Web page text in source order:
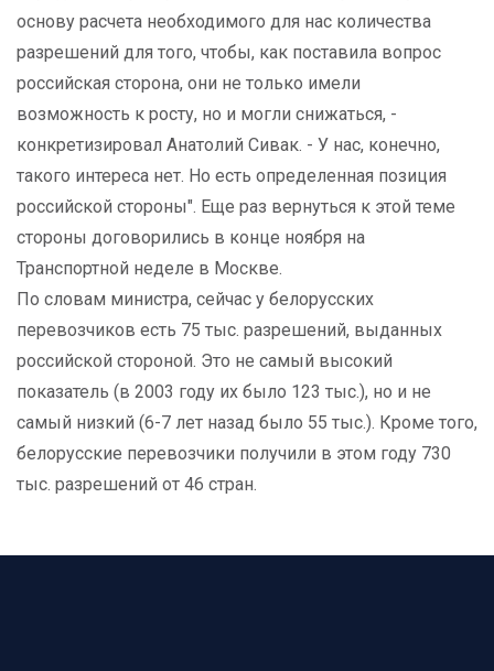
основу расчета необходимого для нас количества
разрешений для того, чтобы, как поставила вопрос
российская сторона, они не только имели
возможность к росту, но и могли снижаться, -
конкретизировал Анатолий Сивак. - У нас, конечно,
такого интереса нет. Но есть определенная позиция
российской стороны". Еще раз вернуться к этой теме
стороны договорились в конце ноября на
Транспортной неделе в Москве.
По словам министра, сейчас у белорусских
перевозчиков есть 75 тыс. разрешений, выданных
российской стороной. Это не самый высокий
показатель (в 2003 году их было 123 тыс.), но и не
самый низкий (6-7 лет назад было 55 тыс.). Кроме того,
белорусские перевозчики получили в этом году 730
тыс. разрешений от 46 стран.